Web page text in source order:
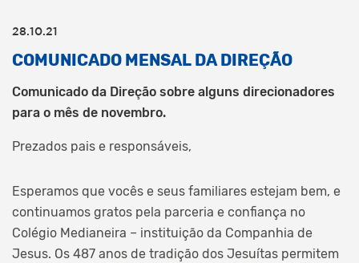
28.10.21
COMUNICADO MENSAL DA DIREÇÃO
Comunicado da Direção sobre alguns direcionadores
para o mês de novembro.
Prezados pais e responsáveis,
Esperamos que vocês e seus familiares estejam bem, e
continuamos gratos pela parceria e confiança no
Colégio Medianeira – instituição da Companhia de
Jesus. Os 487 anos de tradição dos Jesuítas permitem